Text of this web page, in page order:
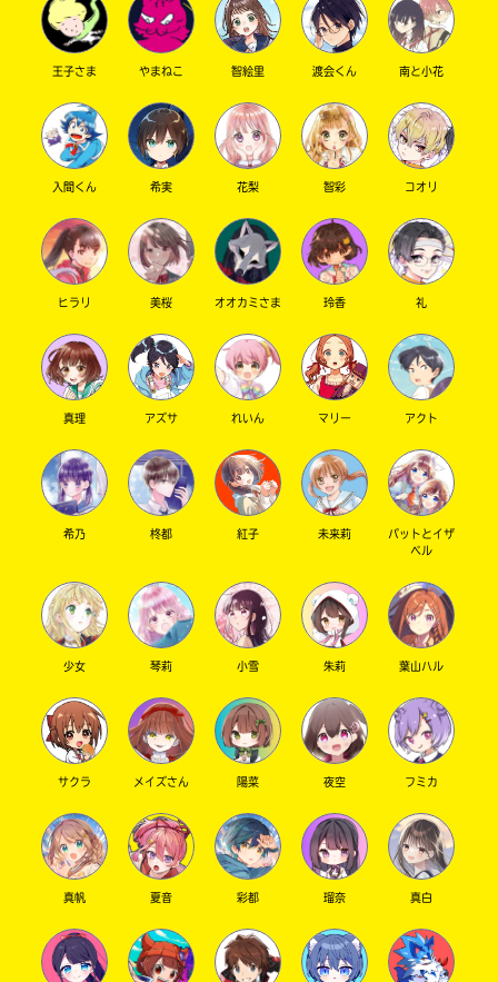
キーワードから探す
SNSでシェアする
王子さま やまねこ 智絵里 渡会くん 南と小花
入間くん 希実 花梨 智彩 コオリ
ヒラリ 美桜 オオカミさま 玲香 礼
真理 アズサ れいん マリー アクト
希乃 柊都 紅子 未来莉
パットとイザ
ベル
少女 琴莉 小雪 朱莉 葉山ハル
サクラ メイズさん 陽菜 夜空 フミカ
真帆 夏音 彩都 瑠奈 真白